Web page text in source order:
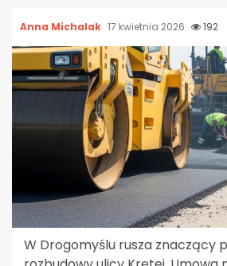
Anna Michalak 17 kwietnia 2026 192
W Drogomyślu rusza znaczący